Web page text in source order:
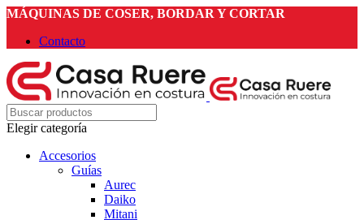
MÁQUINAS DE COSER, BORDAR Y CORTAR
Contacto
Elegir categoría
Accesorios
Guías
Aurec
Daiko
Mitani